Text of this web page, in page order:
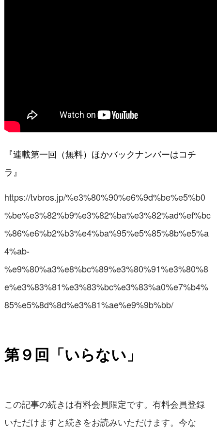
『連載第一回（無料）ほかバックナンバーはコチ
ラ』
https://tvbros.jp/%e3%80%90%e6%9d%be%e5%b0
%be%e3%82%b9%e3%82%ba%e3%82%ad%ef%bc
%86%e6%b2%b3%e4%ba%95%e5%85%8b%e5%a
4%ab-
%e9%80%a3%e8%bc%89%e3%80%91%e3%80%8
e%e3%83%81%e3%83%bc%e3%83%a0%e7%b4%
85%e5%8d%8d%e3%81%ae%e9%9b%bb/
第９回「いらない」
この記事の続きは有料会員限定です。有料会員登録
いただけますと続きをお読みいただけます。今な